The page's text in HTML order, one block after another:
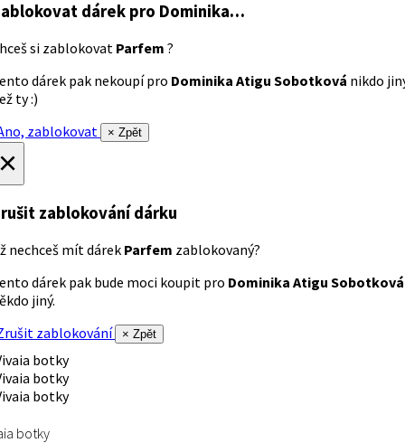
dárek pro Dominika…
si zablokovat Parfem ?
dárek pak nekoupí pro Dominika Atigu Sobotková nikdo
ty :)
zablokovat
× Zpět
zablokování dárku
nechceš mít dárek Parfem zablokovaný?
dárek pak bude moci koupit pro Dominika Atigu Sobotková
jiný.
zablokování
× Zpět
botky